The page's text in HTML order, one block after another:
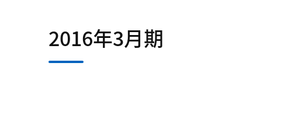
2016年3月期